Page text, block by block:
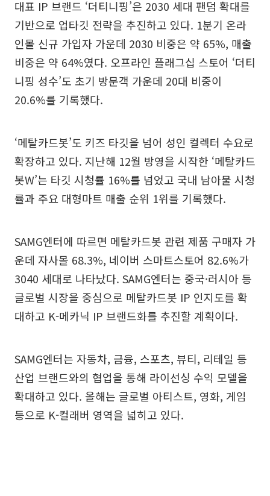
대표 IP 브랜드 ‘더티니핑’은 2030 세대 팬덤 확대를
기반으로 업타깃 전략을 추진하고 있다. 1분기 온라
인몰 신규 가입자 가운데 2030 비중은 약 65%, 매출
비중은 약 64%였다. 오프라인 플래그십 스토어 ‘더티
니핑 성수’도 초기 방문객 가운데 20대 비중이
20.6%를 기록했다.
‘메탈카드봇’도 키즈 타깃을 넘어 성인 컬렉터 수요로
확장하고 있다. 지난해 12월 방영을 시작한 ‘메탈카드
봇W’는 타깃 시청률 16%를 넘었고 국내 남아물 시청
률과 주요 대형마트 매출 순위 1위를 기록했다.
SAMG엔터에 따르면 메탈카드봇 관련 제품 구매자 가
운데 자사몰 68.3%, 네이버 스마트스토어 82.6%가
3040 세대로 나타났다. SAMG엔터는 중국·러시아 등
글로벌 시장을 중심으로 메탈카드봇 IP 인지도를 확
대하고 K-메카닉 IP 브랜드화를 추진할 계획이다.
SAMG엔터는 자동차, 금융, 스포츠, 뷰티, 리테일 등
산업 브랜드와의 협업을 통해 라이선싱 수익 모델을
확대하고 있다. 올해는 글로벌 아티스트, 영화, 게임
등으로 K-컬래버 영역을 넓히고 있다.